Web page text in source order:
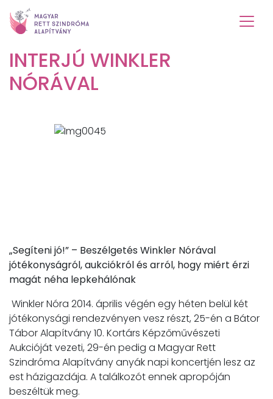
INTERJÚ WINKLER
NÓRÁVAL
„Segíteni jó!” – Beszélgetés Winkler Nórával
jótékonyságról, aukciókról és arról, hogy miért érzi
magát néha lepkehálónak
Winkler Nóra 2014. április végén egy héten belül két
jótékonysági rendezvényen vesz részt, 25-én a Bátor
Tábor Alapítvány 10. Kortárs Képzőművészeti
Aukcióját vezeti, 29-én pedig a Magyar Rett
Szindróma Alapítvány anyák napi koncertjén lesz az
est házigazdája. A találkozót ennek apropóján
beszéltük meg.